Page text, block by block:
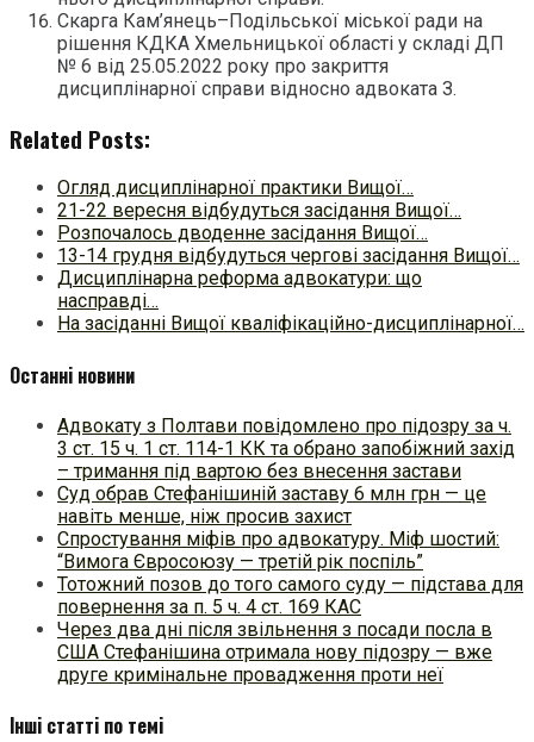
Скарга Кам’янець–Подільської міської ради на
рішення КДКА Хмельницької області у складі ДП
№ 6 від 25.05.2022 року про закриття
дисциплінарної справи відносно адвоката З.
Related Posts:
Огляд дисциплінарної практики Вищої…
21-22 вересня відбудуться засідання Вищої…
Розпочалось дводенне засідання Вищої…
13-14 грудня відбудуться чергові засідання Вищої…
Дисциплінарна реформа адвокатури: що
насправді…
На засіданні Вищої кваліфікаційно-дисциплінарної…
Останні новини
Адвокату з Полтави повідомлено про підозру за ч.
3 ст. 15 ч. 1 ст. 114-1 КК та обрано запобіжний захід
– тримання під вартою без внесення застави
Суд обрав Стефанішиній заставу 6 млн грн — це
навіть менше, ніж просив захист
Спростування міфів про адвокатуру. Міф шостий:
“Вимога Євросоюзу — третій рік поспіль”
Тотожний позов до того самого суду — підстава для
повернення за п. 5 ч. 4 ст. 169 КАС
Через два дні після звільнення з посади посла в
США Стефанішина отримала нову підозру — вже
друге кримінальне провадження проти неї
Інші статті по темі